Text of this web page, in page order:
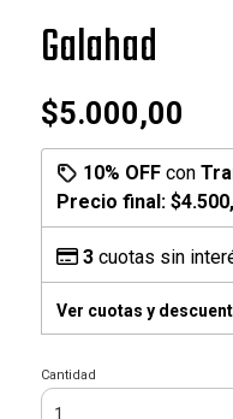
Galahad
$5.000,00
10% OFFcon
Precio final:
3cuotas sin
Ver cuotas y
Cantidad